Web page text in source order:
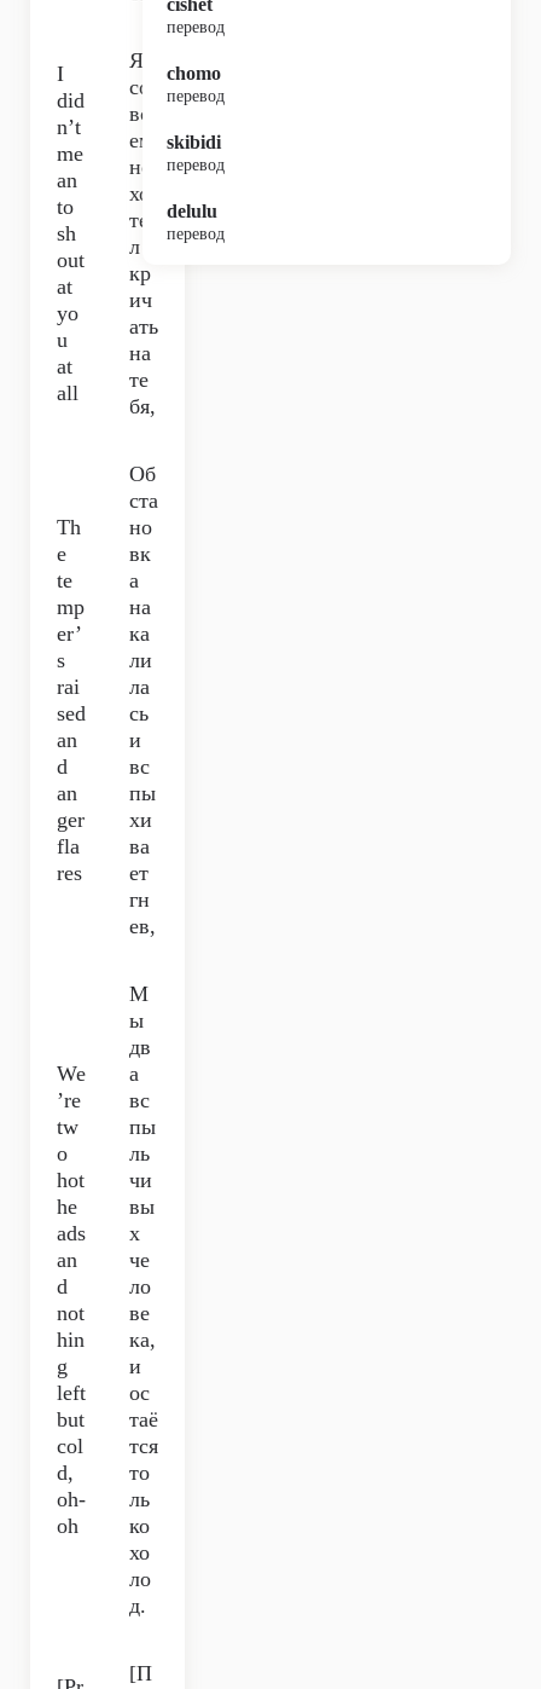
I
did
n’t
me
an
to
sh
out
at
yo
u
at
all
Я
со
вс
ем
не
хо
те
л
кр
ич
ать
на
те
бя,
Th
e
te
mp
er’
s
rai
sed
an
d
an
ger
fla
res
Об
ста
но
вк
а
на
ка
ли
ла
сь
и
вс
пы
хи
ва
ет
гн
ев,
We
’re
tw
o
hot
he
ads
an
d
not
hin
g
left
but
col
d,
oh-
oh
М
ы
дв
а
вс
пы
ль
чи
вы
х
че
ло
ве
ка,
и
ос
таё
тся
то
ль
ко
хо
ло
д.
[П
cishet
перевод
chomo
перевод
skibidi
перевод
delulu
перевод